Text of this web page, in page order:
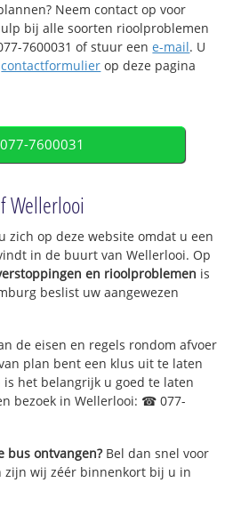
Neem contact op voor
bij alle soorten rioolproblemen
7600031 of stuur eene-mail. U
contactformulier op deze pagina
077-7600031
Wellerlooi
zich op deze website omdat u een
in de buurt van Wellerlooi. Op
en rioolproblemen is
beslist uw aangewezen
de eisen en regels rondom afvoer
plan bent een klus uit te laten
het belangrijk u goed te laten
bezoek in Wellerlooi: ☎ 077-
bus ontvangen?Bel dan snel voor
zijn wij zéér binnenkort bij u in